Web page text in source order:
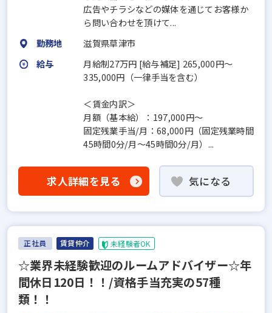
広告やチラシなどの媒体を通じてお客様か
ら問い合わせを頂けて...
勤務地
滋賀県草津市
給与
月給制27万円 [給与補足] 265,000円～
335,000円（一律手当を含む）
＜賃金内訳＞
月額（基本給）：197,000円～
固定残業手当/月：68,000円（固定残業時間
45時間0分/月～45時間0分/月）...
求人詳細を見る 気になる
正社員 賃貸仲介 未経験者OK
☆業界未経験歓迎のルームアドバイザー☆年
間休日120日！！/資格手当充実の57種
類！！